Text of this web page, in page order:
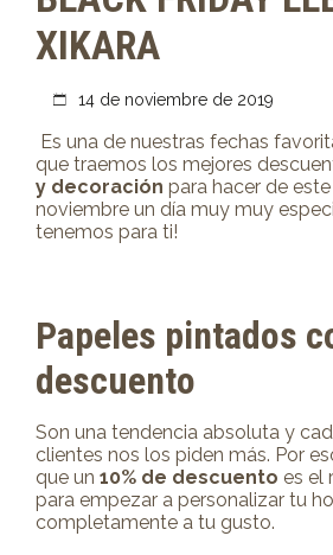
XIKARA
14 de noviembre de 2019
Es una de nuestras fechas
que traemos los mejores
y decoración para hacer de
noviembre un día muy muy
tenemos para ti!
Papeles pintados
descuento
Son una tendencia absoluta y
clientes nos los piden más. Por
que un 10% de descuento es el
para empezar a personalizar tu
completamente a tu gusto.